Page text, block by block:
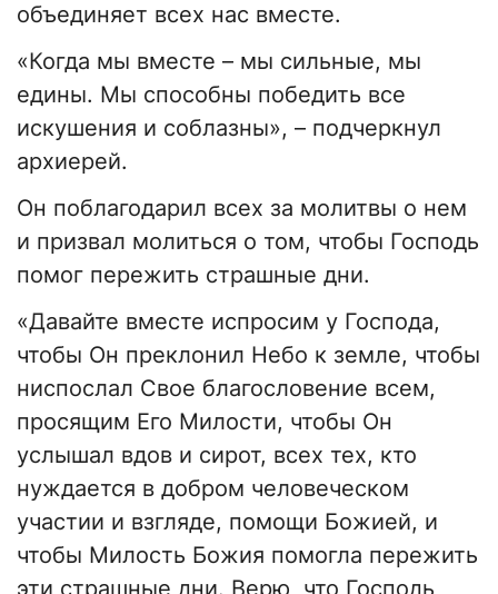
объединяет всех нас вместе.
«Когда мы вместе – мы сильные, мы
едины. Мы способны победить все
искушения и соблазны», – подчеркнул
архиерей.
Он поблагодарил всех за молитвы о нем
и призвал молиться о том, чтобы Господь
помог пережить страшные дни.
«Давайте вместе испросим у Господа,
чтобы Он преклонил Небо к земле, чтобы
ниспослал Свое благословение всем,
просящим Его Милости, чтобы Он
услышал вдов и сирот, всех тех, кто
нуждается в добром человеческом
участии и взгляде, помощи Божией, и
чтобы Милость Божия помогла пережить